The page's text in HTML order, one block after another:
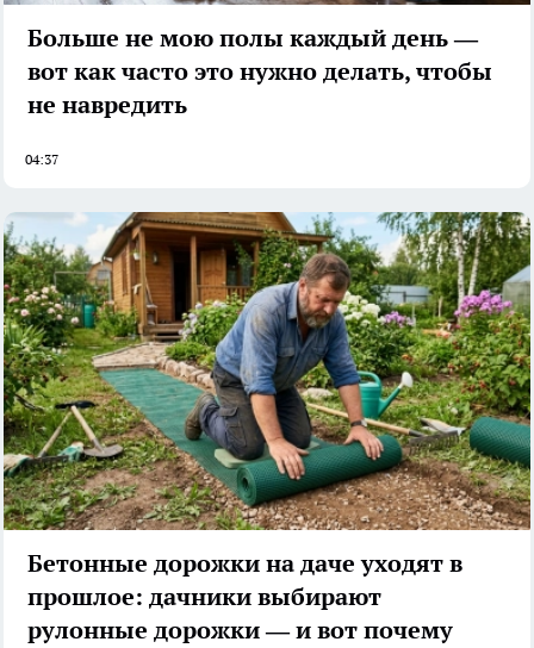
Больше не мою полы каждый день —
вот как часто это нужно делать, чтобы
не навредить
04:37
Бетонные дорожки на даче уходят в
прошлое: дачники выбирают
рулонные дорожки — и вот почему